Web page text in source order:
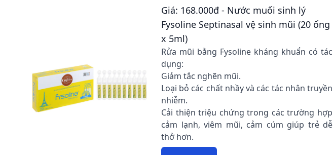
Giá: 168.000đ - Nước muối sinh lý
Fysoline Septinasal vệ sinh mũi (20 ống
x 5ml)
Rửa mũi bằng Fysoline kháng khuẩn có tác
dụng:
Giảm tắc nghẽn mũi.
Loại bỏ các chất nhầy và các tác nhân truyền
nhiễm.
Cải thiện triệu chứng trong các trường hợp
cảm lạnh, viêm mũi, cảm cúm giúp trẻ dễ
thở hơn.